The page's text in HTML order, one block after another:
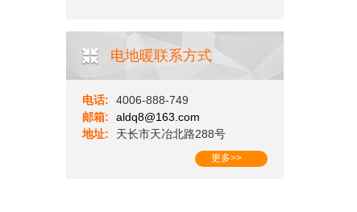
电地暖联系方式
电话:
4006-888-749
邮箱:
aldq8@163.com
地址:
天长市天冶北路288号
更多>>